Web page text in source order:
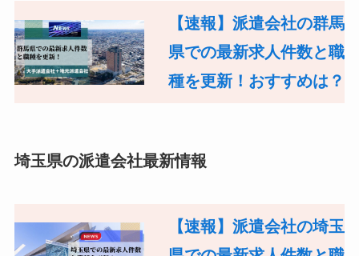
【速報】派遣会社の群馬
県での最新求人件数と職
種を更新！おすすめは？
埼玉県の派遣会社最新情報
【速報】派遣会社の埼玉